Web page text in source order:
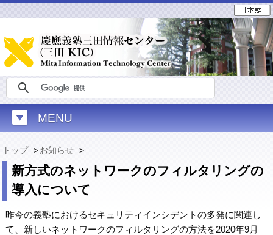
MENU
トップ >お知らせ >
新方式のネットワークのフィルタリングの
導入について
昨今の義塾におけるセキュリティインシデントの多発に関連し
て、新しいネットワークのフィルタリングの方法を2020年9月